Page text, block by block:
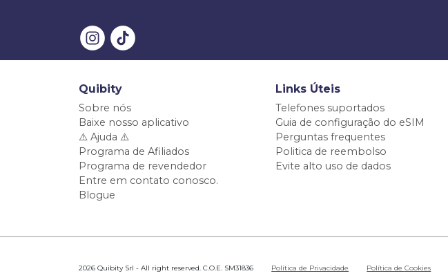
Quibity
Sobre nós
Baixe nosso aplicativo
⚠️ Ajuda ⚠️
Programa de Afiliados
Programa de revendedor
Entre em contato conosco.
Blogue
Links Úteis
Telefones suportados
Guia de configuração do eSIM
Perguntas frequentes
Politica de reembolso
Evite alto uso de dados
2026 Quibity Srl - All right reserved. C.O.E. SM31836 Política de Privacidade Política de Cookies